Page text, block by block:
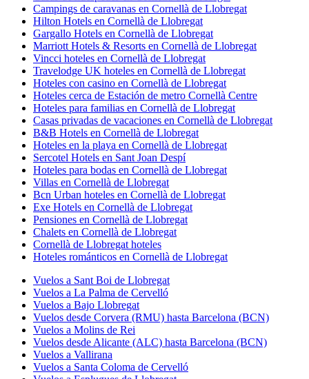
Campings de caravanas en Cornellà de Llobregat
Hilton Hotels en Cornellà de Llobregat
Gargallo Hotels en Cornellà de Llobregat
Marriott Hotels & Resorts en Cornellà de Llobregat
Vincci hoteles en Cornellà de Llobregat
Travelodge UK hoteles en Cornellà de Llobregat
Hoteles con casino en Cornellà de Llobregat
Hoteles cerca de Estación de metro Cornellà Centre
Hoteles para familias en Cornellà de Llobregat
Casas privadas de vacaciones en Cornellà de Llobregat
B&B Hotels en Cornellà de Llobregat
Hoteles en la playa en Cornellà de Llobregat
Sercotel Hotels en Sant Joan Despí
Hoteles para bodas en Cornellà de Llobregat
Villas en Cornellà de Llobregat
Bcn Urban hoteles en Cornellà de Llobregat
Exe Hotels en Cornellà de Llobregat
Pensiones en Cornellà de Llobregat
Chalets en Cornellà de Llobregat
Cornellà de Llobregat hoteles
Hoteles románticos en Cornellà de Llobregat
Vuelos a Sant Boi de Llobregat
Vuelos a La Palma de Cervelló
Vuelos a Bajo Llobregat
Vuelos desde Corvera (RMU) hasta Barcelona (BCN)
Vuelos a Molins de Rei
Vuelos desde Alicante (ALC) hasta Barcelona (BCN)
Vuelos a Vallirana
Vuelos a Santa Coloma de Cervelló